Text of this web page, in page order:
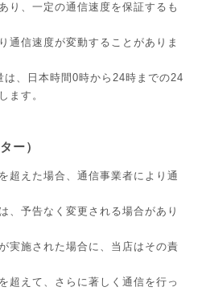
り、一定の通信速度を保証するも
通信速度が変動することがありま
は、日本時間0時から24時までの24
ます。
ー）
超えた場合、通信事業者により通
、予告なく変更される場合があり
実施された場合に、当店はその責
超えて、さらに著しく通信を行っ